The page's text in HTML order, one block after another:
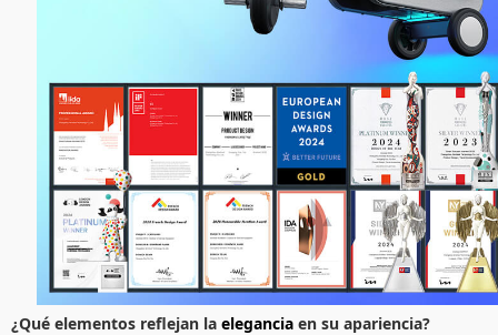
¿Qué elementos reflejan la elegancia en su apariencia?